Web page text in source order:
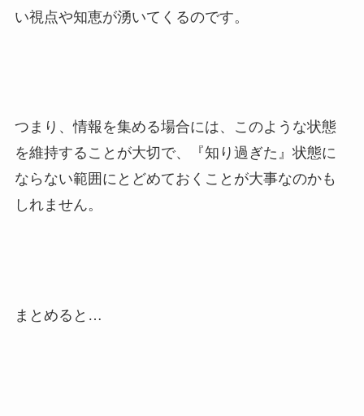
い視点や知恵が湧いてくるのです。
つまり、情報を集める場合には、このような状態
を維持することが大切で、『知り過ぎた』状態に
ならない範囲にとどめておくことが大事なのかも
しれません。
まとめると…